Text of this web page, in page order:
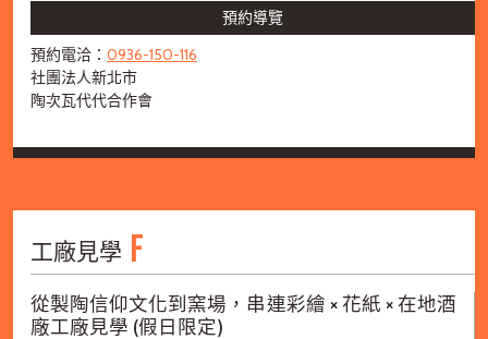
預約導覽
預約電洽： 0936-150-116
社團法人新北市
陶次瓦代代合作會
工廠見學 F
從製陶信仰文化到窯場，串連彩繪 × 花紙 × 在地酒
廠工廠見學 (假日限定)